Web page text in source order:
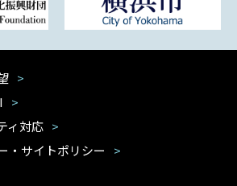
ィ対応
・サイトポリシー